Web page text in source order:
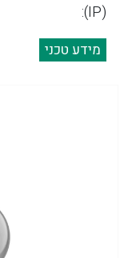
(IP):
מידע טכני